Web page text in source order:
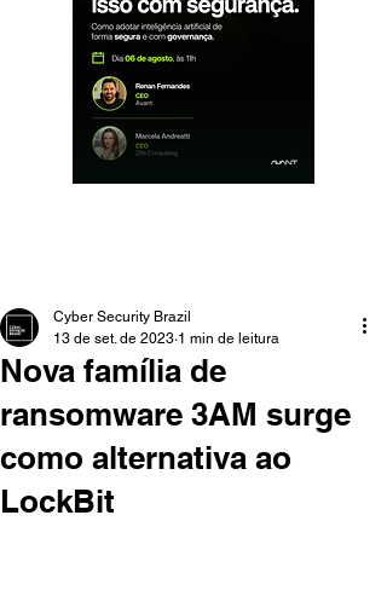
Nova família de
ransomware 3AM surge
como alternativa ao
LockBit
Cyber Security Brazil
13 de set. de 2023 1 min de leitura